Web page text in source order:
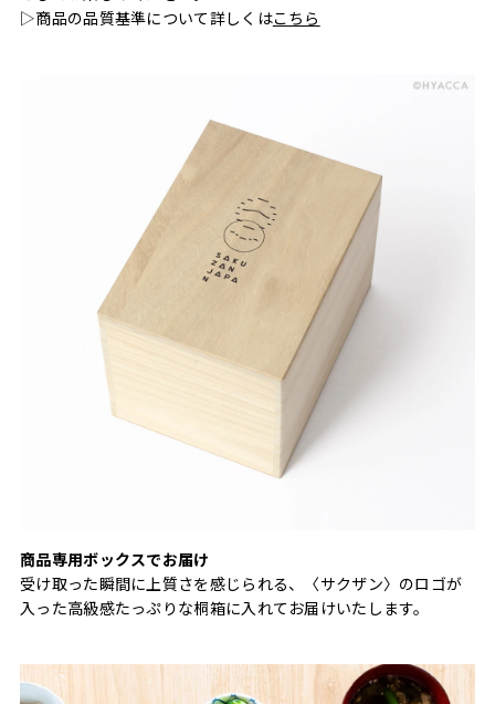
▷商品の品質基準について詳しくはこちら
商品専用ボックスでお届け
受け取った瞬間に上質さを感じられる、〈サクザン〉のロゴが
入った高級感たっぷりな桐箱に入れてお届けいたします。